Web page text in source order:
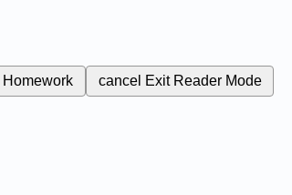
Homework cancel Exit Reader Mode